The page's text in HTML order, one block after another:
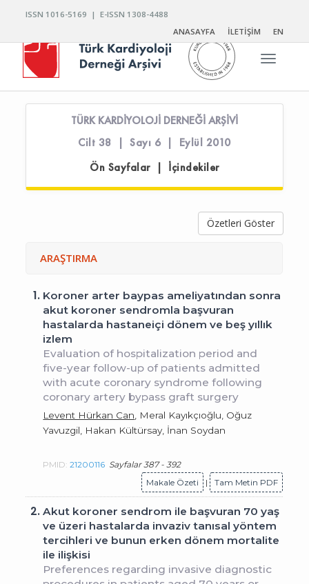
ISSN 1016-5169 | E-ISSN 1308-4488
ANASAYFA
İLETİŞİM EN
Toggle
TÜRK KARDİYOLOJİ DERNEĞİ ARŞİVİ
Cilt 38 | Sayı 6 | Eylül 2010
Ön Sayfalar | İçindekiler
Özetleri Göster
ARAŞTIRMA
1. Koroner arter baypas ameliyatından sonra
akut koroner sendromla başvuran
hastalarda hastaneiçi dönem ve beş yıllık
izlem
Evaluation of hospitalization period and
five-year follow-up of patients admitted
with acute coronary syndrome following
coronary artery bypass graft surgery
Levent Hürkan Can , Meral Kayıkçıoğlu, Oğuz
Yavuzgil, Hakan Kültürsay, İnan Soydan
PMID:21200116 Sayfalar 387 - 392
Makale Özeti
| Tam Metin PDF
2.Akut koroner sendrom ile başvuran 70 yaş
ve üzeri hastalarda invaziv tanısal yöntem
tercihleri ve bunun erken dönem mortalite
ile ilişkisi
Preferences regarding invasive diagnostic